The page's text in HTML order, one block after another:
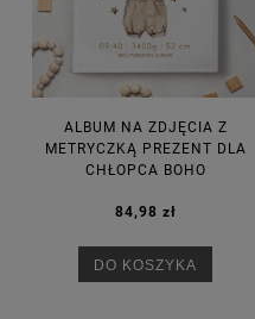
ALBUM NA ZDJĘCIA Z
METRYCZKĄ PREZENT DLA
CHŁOPCA BOHO
84,98 zł
DO KOSZYKA